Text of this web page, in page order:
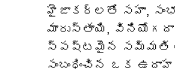
హైజాకర్లతో సహా,
మారుస్తాయి,
స్పష్టమైన సమ్మతి
సంబంధించిన ఒక